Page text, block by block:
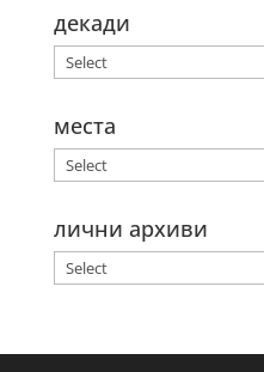
декади
места
лични архиви